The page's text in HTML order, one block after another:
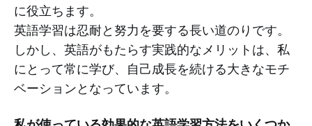
に役立ちます。
英語学習は忍耐と努力を要する長い道のりです。
しかし、英語がもたらす実践的なメリットは、私
にとって常に学び、自己成長を続ける大きなモチ
ベーションとなっています。